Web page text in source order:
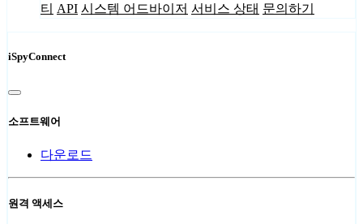
티 API 시스템 어드바이저 서비스 상태 문의하기
iSpyConnect
소프트웨어
다운로드
원격 액세스